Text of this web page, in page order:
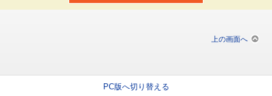
上の画面へ
PC版へ切り替える